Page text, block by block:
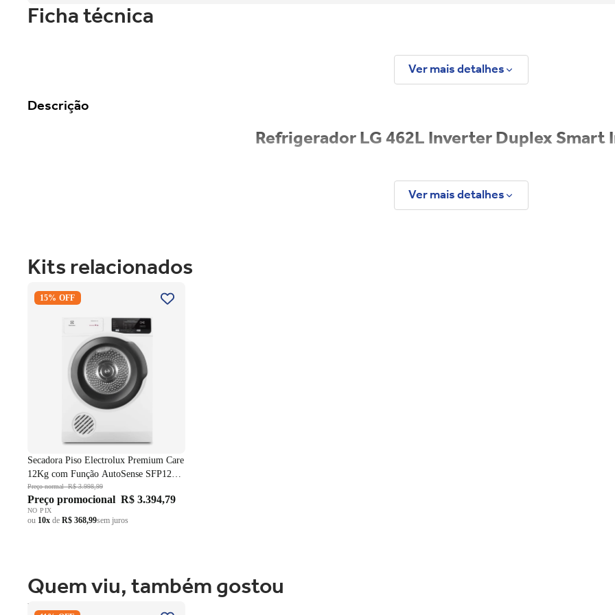
Ficha técnica
Ver mais detalhes
Descrição
Refrigerador LG 462L Inverter Duplex Smart
Ver mais detalhes
Kits relacionados
Care 12Kg com Função AutoSense
15% OFF
Secadora Piso Electrolux Premium Care
12Kg com Função AutoSense SFP12
Branco 220V
Preço normalR$ 3.998,99
Preço promocional R$ 3.394,79
NO PIX
ou 10x de R$ 368,99sem juros
Quem viu, também gostou
Fogão 4 Bocas Brastemp de